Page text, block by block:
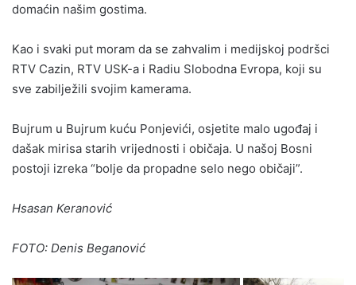
domaćin našim gostima.
Kao i svaki put moram da se zahvalim i medijskoj podršci
RTV Cazin, RTV USK-a i Radiu Slobodna Evropa, koji su
sve zabilježili svojim kamerama.
Bujrum u Bujrum kuću Ponjevići, osjetite malo ugođaj i
dašak mirisa starih vrijednosti i običaja. U našoj Bosni
postoji izreka “bolje da propadne selo nego običaji”.
Hsasan Keranović
FOTO: Denis Beganović